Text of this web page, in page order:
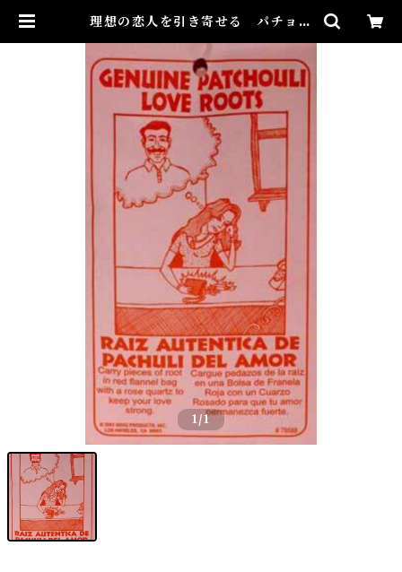
理想の恋人を引き寄せる パチョリ
スミスティカル マダムアイリスの
風水・本格白魔術
1/1